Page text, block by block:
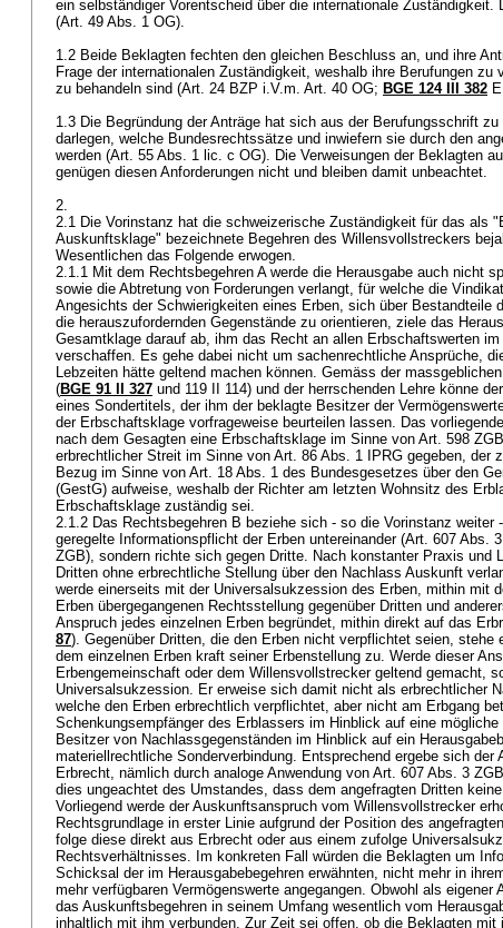
ein selbständiger Vorentscheid über die internationale Zuständigkeit.
(Art. 49 Abs. 1 OG).
1.2 Beide Beklagten fechten den gleichen Beschluss an, und ihre
Frage der internationalen Zuständigkeit, weshalb ihre Berufungen zu
zu behandeln sind (Art. 24 BZP i.V.m. Art. 40 OG; BGE 124 III 382
1.3 Die Begründung der Anträge hat sich aus der Berufungsschrift
darlegen, welche Bundesrechtssätze und inwiefern sie durch den
werden (Art. 55 Abs. 1 lic. c OG). Die Verweisungen der Beklagten
genügen diesen Anforderungen nicht und bleiben damit unbeachtet.
2.
2.1 Die Vorinstanz hat die schweizerische Zuständigkeit für das als
Auskunftsklage" bezeichnete Begehren des Willensvollstreckers
Wesentlichen das Folgende erwogen.
2.1.1 Mit dem Rechtsbegehren A werde die Herausgabe auch nicht
sowie die Abtretung von Forderungen verlangt, für welche die
Angesichts der Schwierigkeiten eines Erben, sich über Bestandteile
die herauszufordernden Gegenstände zu orientieren, ziele das
Gesamtklage darauf ab, ihm das Recht an allen Erbschaftswerten
verschaffen. Es gehe dabei nicht um sachenrechtliche Ansprüche,
Lebzeiten hätte geltend machen können. Gemäss der
(BGE 91 II 327 und 119 II 114) und der herrschenden Lehre könne
eines Sondertitels, der ihm der beklagte Besitzer der
der Erbschaftsklage vorfrageweise beurteilen lassen. Das
nach dem Gesagten eine Erbschaftsklage im Sinne von Art. 598 ZGB
erbrechtlicher Streit im Sinne von Art. 86 Abs. 1 IPRG gegeben, der
Bezug im Sinne von Art. 18 Abs. 1 des Bundesgesetzes über den
(GestG) aufweise, weshalb der Richter am letzten Wohnsitz des
Erbschaftsklage zuständig sei.
2.1.2 Das Rechtsbegehren B beziehe sich - so die Vorinstanz weiter
geregelte Informationspflicht der Erben untereinander (Art. 607 Abs.
ZGB), sondern richte sich gegen Dritte. Nach konstanter Praxis und
Dritten ohne erbrechtliche Stellung über den Nachlass Auskunft
werde einerseits mit der Universalsukzession des Erben, mithin mit
Erben übergegangenen Rechtsstellung gegenüber Dritten und
Anspruch jedes einzelnen Erben begründet, mithin direkt auf das
87). Gegenüber Dritten, die den Erben nicht verpflichtet seien, stehe
dem einzelnen Erben kraft seiner Erbenstellung zu. Werde dieser
Erbengemeinschaft oder dem Willensvollstrecker geltend gemacht,
Universalsukzession. Er erweise sich damit nicht als erbrechtlicher
welche den Erben erbrechtlich verpflichtet, aber nicht am Erbgang
Schenkungsempfänger des Erblassers im Hinblick auf eine mögliche
Besitzer von Nachlassgegenständen im Hinblick auf ein
materiellrechtliche Sonderverbindung. Entsprechend ergebe sich der
Erbrecht, nämlich durch analoge Anwendung von Art. 607 Abs. 3 ZGB
dies ungeachtet des Umstandes, dass dem angefragten Dritten
Vorliegend werde der Auskunftsanspruch vom Willensvollstrecker
Rechtsgrundlage in erster Linie aufgrund der Position des
folge diese direkt aus Erbrecht oder aus einem zufolge
Rechtsverhältnisses. Im konkreten Fall würden die Beklagten um
Schicksal der im Herausgabebegehren erwähnten, nicht mehr in
mehr verfügbaren Vermögenswerte angegangen. Obwohl als eigener
das Auskunftsbegehren in seinem Umfang wesentlich vom
inhaltlich mit ihm verbunden. Zur Zeit sei offen, ob die Beklagten mit